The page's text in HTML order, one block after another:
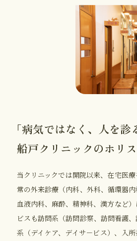
「病気ではなく、人を診
船戸クリニックのホリ
当クリニックでは開院以来、在宅医
常の外来診療（内科、外科、循環器内
血液内科、麻酔、精神科、漢方など
ビスも訪問系（訪問診察、訪問看護
系（デイケア、デイサ－ビス）、入所